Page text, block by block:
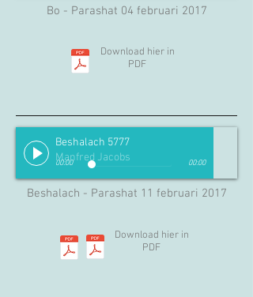
Bo - Parashat 04 februari 2017
Download hier in
PDF
Beshalach 5777
Manfred Jacobs
00:00 00:00
Beshalach - Parashat 11 februari 2017
Download hier in
PDF